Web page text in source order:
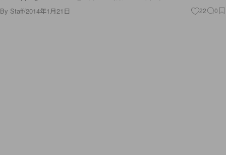
By Staff/2014年1月21日 22 0